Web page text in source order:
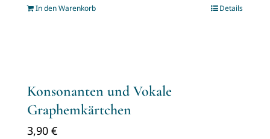
In den Warenkorb Details
Konsonanten und Vokale
Graphemkärtchen
3,90 €